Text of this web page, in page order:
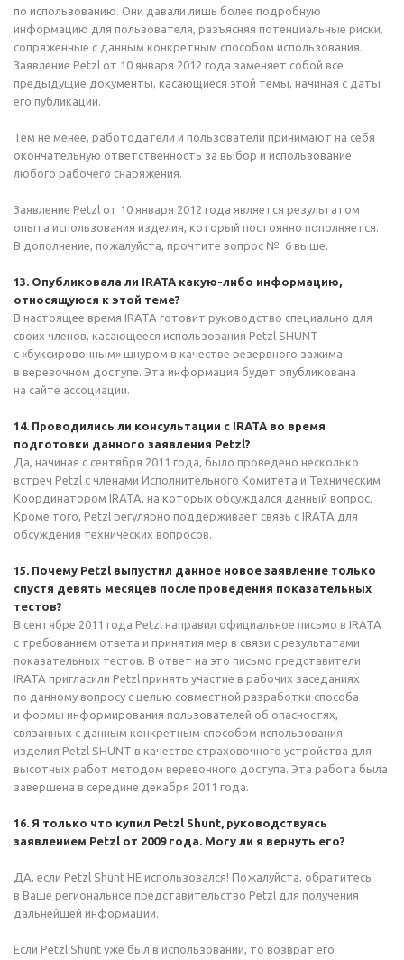
по использованию. Они давали лишь более подробную
информацию для пользователя, разъясняя потенциальные риски,
сопряженные с данным конкретным способом использования.
Заявление Petzl от 10 января 2012 года заменяет собой все
предыдущие документы, касающиеся этой темы, начиная с даты
его публикации.
Тем не менее, работодатели и пользователи принимают на себя
окончательную ответственность за выбор и использование
любого рабочего снаряжения.
Заявление Petzl от 10 января 2012 года является результатом
опыта использования изделия, который постоянно пополняется.
В дополнение, пожалуйста, прочтите вопрос № 6 выше.
13. Опубликовала ли IRATA какую-либо информацию,
относящуюся к этой теме?
В настоящее время IRATA готовит руководство специально для
своих членов, касающееся использования Petzl SHUNT
с «буксировочным» шнуром в качестве резервного зажима
в веревочном доступе. Эта информация будет опубликована
на сайте ассоциации.
14. Проводились ли консультации с IRATA во время
подготовки данного заявления Petzl?
Да, начиная с сентября 2011 года, было проведено несколько
встреч Petzl с членами Исполнительного Комитета и Техническим
Координатором IRATA, на которых обсуждался данный вопрос.
Кроме того, Petzl регулярно поддерживает связь с IRATA для
обсуждения технических вопросов.
15. Почему Petzl выпустил данное новое заявление только
спустя девять месяцев после проведения показательных
тестов?
В сентябре 2011 года Petzl направил официальное письмо в IRATA
с требованием ответа и принятия мер в связи с результатами
показательных тестов. В ответ на это письмо представители
IRATA пригласили Petzl принять участие в рабочих заседаниях
по данному вопросу с целью совместной разработки способа
и формы информирования пользователей об опасностях,
связанных с данным конкретным способом использования
изделия Petzl SHUNT в качестве страховочного устройства для
высотных работ методом веревочного доступа. Эта работа была
завершена в середине декабря 2011 года.
16. Я только что купил Petzl Shunt, руководствуясь
заявлением Petzl от 2009 года. Могу ли я вернуть его?
ДА, если Petzl Shunt НЕ использовался! Пожалуйста, обратитесь
в Ваше региональное представительство Petzl для получения
дальнейшей информации.
Если Petzl Shunt уже был в использовании, то возврат его